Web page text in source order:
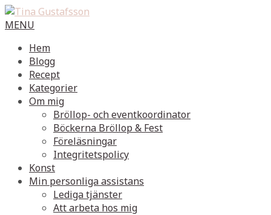
MENU
Hem
Blogg
Recept
Kategorier
Om mig
Bröllop- och eventkoordinator
Böckerna Bröllop & Fest
Föreläsningar
Integritetspolicy
Konst
Min personliga assistans
Lediga tjänster
Att arbeta hos mig